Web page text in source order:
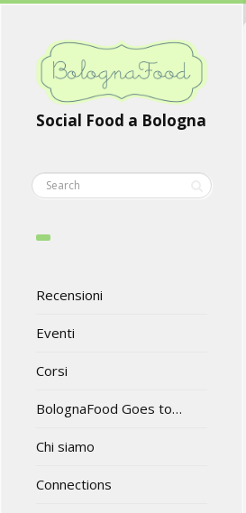
Social Food a Bologna
Recensioni
Eventi
Corsi
BolognaFood Goes to…
Chi siamo
Connections